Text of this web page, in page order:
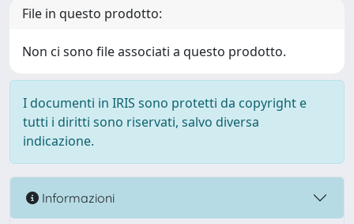
File in questo prodotto:
Non ci sono file associati a questo prodotto.
I documenti in IRIS sono protetti da copyright e
tutti i diritti sono riservati, salvo diversa
indicazione.
Informazioni